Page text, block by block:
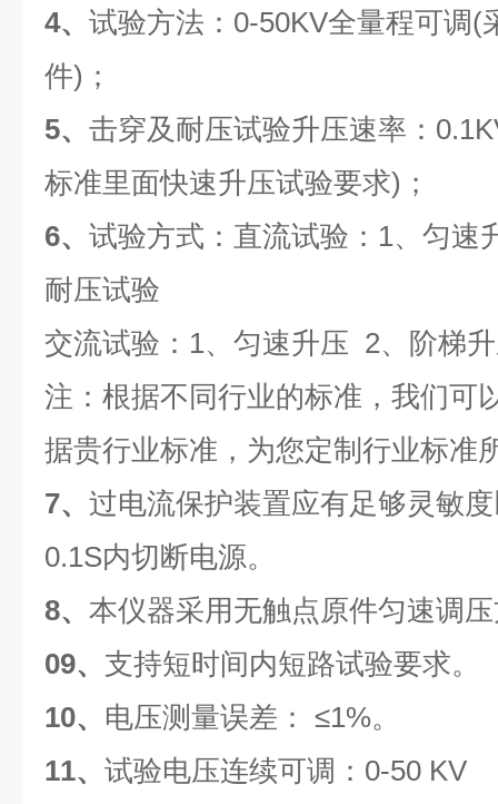
4、 试验方法：0-50KV全量程可调(
件)；
5、 击穿及耐压试验升压速率：
标准里面快速升压试验要求)；
6、 试验方式：直流试验：1、匀
耐压试验
交流试验：1、匀速升压 2、阶梯
注：根据不同行业的标准，我们可
据贵行业标准，为您定制行业标准
7、 过电流保护装置应有足够灵敏
0.1S内切断电源。
8、 本仪器采用无触点原件匀速调
09、 支持短时间内短路试验要求。
10、 电压测量误差： ≤1%。
11、 试验电压连续可调：0-50 KV